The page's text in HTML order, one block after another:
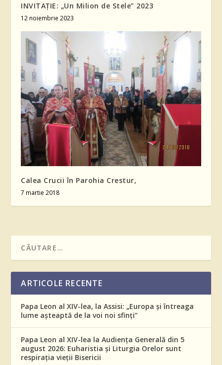
INVITAȚIE: „Un Milion de Stele” 2023
12 noiembrie 2023
Calea Crucii în Parohia Crestur,
7 martie 2018
ARTICOLE RECENTE
Papa Leon al XIV-lea, la Assisi: „Europa și întreaga
lume așteaptă de la voi noi sfinți”
Papa Leon al XIV-lea la Audiența Generală din 5
august 2026: Euharistia și Liturgia Orelor sunt
respirația vieții Bisericii